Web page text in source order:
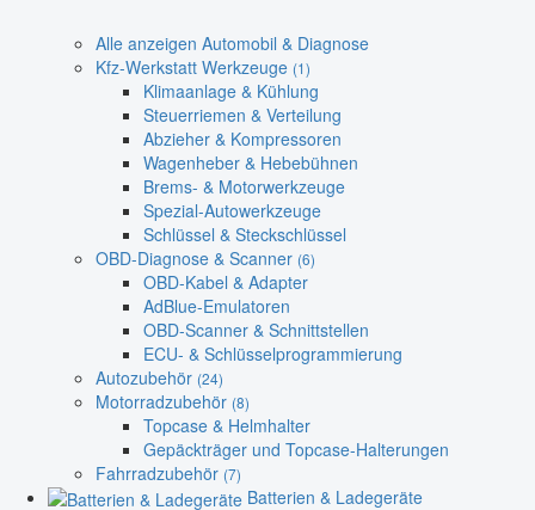
Alle anzeigen Automobil & Diagnose
Kfz-Werkstatt Werkzeuge (1)
Klimaanlage & Kühlung
Steuerriemen & Verteilung
Abzieher & Kompressoren
Wagenheber & Hebebühnen
Brems- & Motorwerkzeuge
Spezial-Autowerkzeuge
Schlüssel & Steckschlüssel
OBD-Diagnose & Scanner (6)
OBD-Kabel & Adapter
AdBlue-Emulatoren
OBD-Scanner & Schnittstellen
ECU- & Schlüsselprogrammierung
Autozubehör (24)
Motorradzubehör (8)
Topcase & Helmhalter
Gepäckträger und Topcase-Halterungen
Fahrradzubehör (7)
Batterien & Ladegeräte